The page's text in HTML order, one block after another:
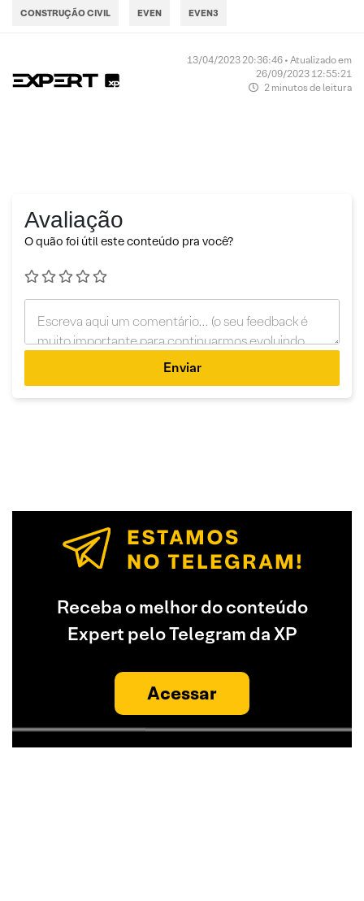
CONSTRUÇÃO CIVIL EVEN EVEN3
13/04/2023 20:36:46 • Atualizado em
26/09/2023 12:55:21
2 minutos de leitura
Avaliação
O quão foi útil este conteúdo pra você?
Enviar
Receba o melhor do conteúdo
Expert pelo Telegram da XP
Acessar